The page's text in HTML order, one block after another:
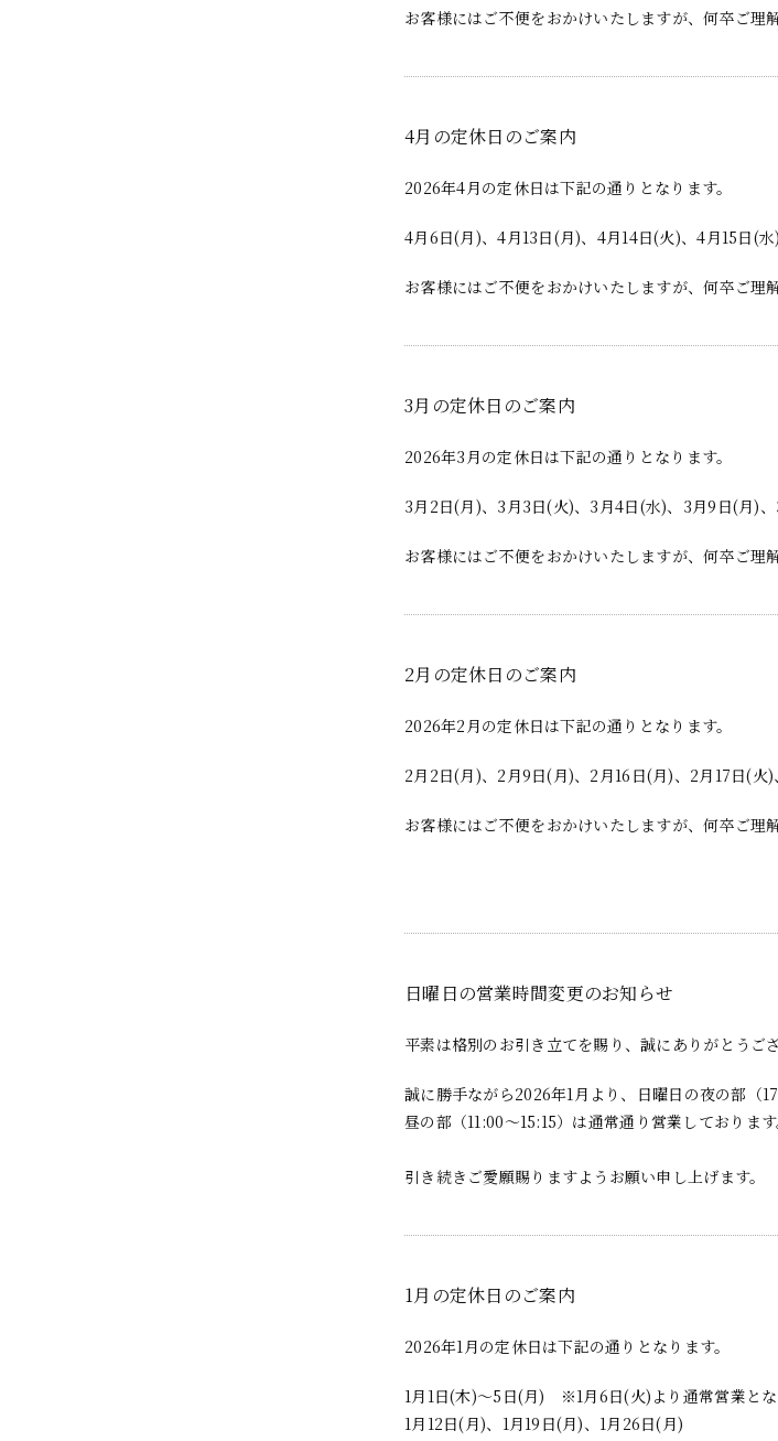
お客様にはご不便をおかけいたしますが、何卒ご理
4月の定休日のご案内
2026年4月の定休日は下記の通りとなります。
4月6日(月)、4月13日(月)、4月14日(火)、4月15日(
お客様にはご不便をおかけいたしますが、何卒ご理
3月の定休日のご案内
2026年3月の定休日は下記の通りとなります。
3月2日(月)、3月3日(火)、3月4日(水)、3月9日(月)
お客様にはご不便をおかけいたしますが、何卒ご理
2月の定休日のご案内
2026年2月の定休日は下記の通りとなります。
2月2日(月)、2月9日(月)、2月16日(月)、2月17日(火
お客様にはご不便をおかけいたしますが、何卒ご理
日曜日の営業時間変更のお知らせ
平素は格別のお引き立てを賜り、誠にありがとうござ
誠に勝手ながら2026年1月より、日曜日の夜の部（
昼の部（11:00～15:15）は通常通り営業しております
引き続きご愛願賜りますようお願い申し上げます。
1月の定休日のご案内
2026年1月の定休日は下記の通りとなります。
1月1日(木)〜5日(月) ※1月6日(火)より通常営業とな
1月12日(月)、1月19日(月)、1月26日(月)